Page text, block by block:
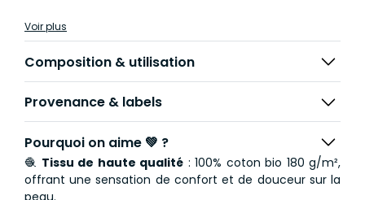
Voir plus
Composition & utilisation
Provenance & labels
Pourquoi on aime 💚 ?
🧶 Tissu de haute qualité : 100% coton bio 180 g/m²,
offrant une sensation de confort et de douceur sur la